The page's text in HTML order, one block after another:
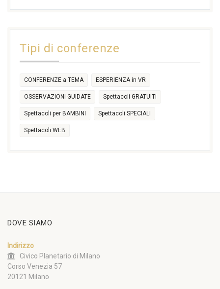
17:30
Tipi di conferenze
CONFERENZE a TEMA ESPERIENZA in VR
OSSERVAZIONI GUIDATE Spettacoli GRATUITI
Spettacoli per BAMBINI Spettacoli SPECIALI
Spettacoli WEB
DOVE SIAMO
Indirizzo
Civico Planetario di Milano
Corso Venezia 57
20121 Milano